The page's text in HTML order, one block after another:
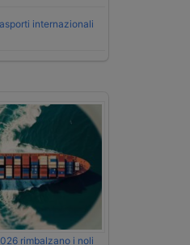
internazionali
rimbalzano i noli